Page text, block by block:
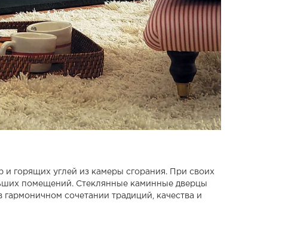
горящих углей из камеры сгорания. При своих
помещений. Стеклянные каминные дверцы
сочетании традиций, качества и